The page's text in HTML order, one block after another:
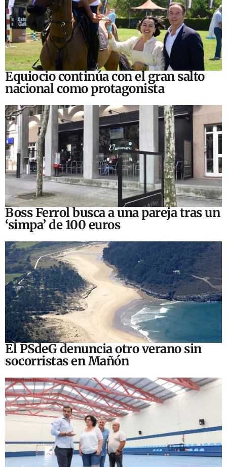
Equiocio continúa con el gran salto
nacional como protagonista
Boss Ferrol busca a una pareja tras un
‘simpa’ de 100 euros
El PSdeG denuncia otro verano sin
socorristas en Mañón